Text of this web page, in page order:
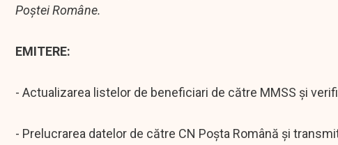
Poștei Române.
EMITERE:
- Actualizarea listelor de beneficiari de către MMSS și
- Prelucrarea datelor de către CN Poșta Română și